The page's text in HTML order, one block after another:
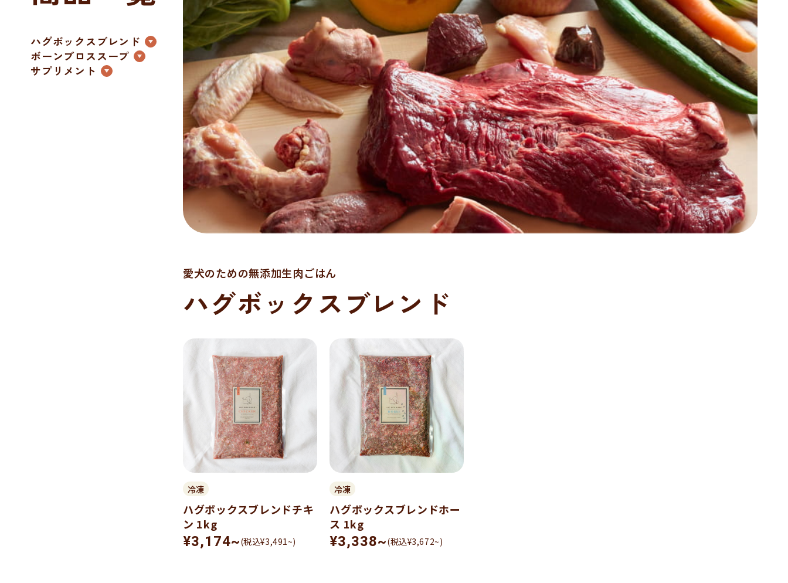
ハグボックスブレンド
ボーンブロススープ
サプリメント
愛犬のための無添加生肉ごはん
ハグボックスブレンド
冷凍
ハグボックスブレンドチキ
ン 1kg
¥3,174~(税込¥3,491~)
冷凍
ハグボックスブレンドホー
ス 1kg
¥3,338~(税込¥3,672~)